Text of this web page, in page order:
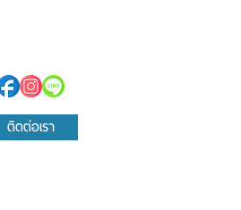
ติดต่อเรา